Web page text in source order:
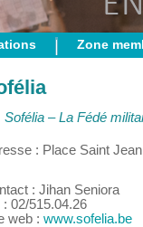
Zone
Sofélia – La Fédé
: Place Saint
: Jihan Seniora
: 02/515.04.26
web : www.sofelia.be